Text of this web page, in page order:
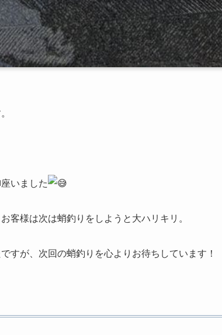
いました
客様は次は蛸釣りをしようと大ハリキリ。
すが、次回の蛸釣りを心よりお待ちしています！